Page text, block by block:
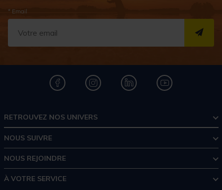
* Email
RETROUVEZ NOS UNIVERS
NOUS SUIVRE
NOUS REJOINDRE
À VOTRE SERVICE